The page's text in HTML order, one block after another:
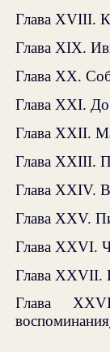
Глава XVIII.
Глава XIX.
Глава XX.
Глава XXI.
Глава XXII.
Глава XXIII.
Глава XXIV.
Глава XXV.
Глава XXVI.
Глава XXVII.
Глава
воспоминания